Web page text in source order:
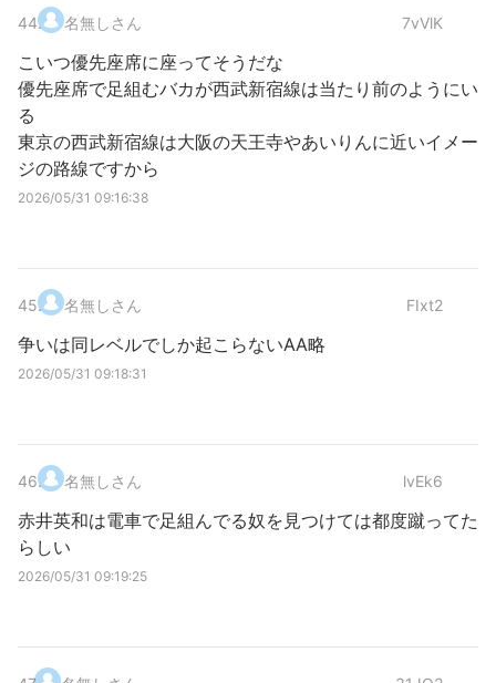
44. 名無しさん 7vVlK
こいつ優先座席に座ってそうだな
優先座席で足組むバカが西武新宿線は当たり前のようにい
る
東京の西武新宿線は大阪の天王寺やあいりんに近いイメー
ジの路線ですから
2026/05/31 09:16:38
45. 名無しさん FIxt2
争いは同レベルでしか起こらないAA略
2026/05/31 09:18:31
46. 名無しさん lvEk6
赤井英和は電車で足組んでる奴を見つけては都度蹴ってた
らしい
2026/05/31 09:19:25